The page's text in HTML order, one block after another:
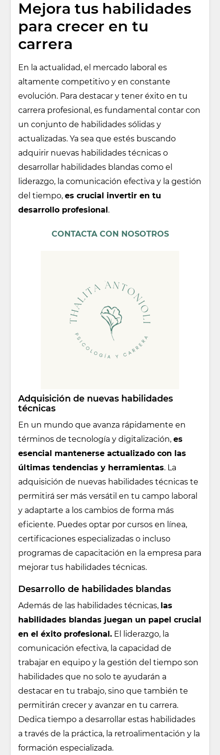
Mejora tus habilidades
para crecer en tu
carrera
En la actualidad, el mercado laboral es
altamente competitivo y en constante
evolución. Para destacar y tener éxito en tu
carrera profesional, es fundamental contar con
un conjunto de habilidades sólidas y
actualizadas. Ya sea que estés buscando
adquirir nuevas habilidades técnicas o
desarrollar habilidades blandas como el
liderazgo, la comunicación efectiva y la gestión
del tiempo,es crucial invertir en tu
desarrollo profesional .
CONTACTA CON NOSOTROS
Adquisición de nuevas habilidades
técnicas
En un mundo que avanza rápidamente en
términos de tecnología y digitalización,es
esencial mantenerse actualizado con las
últimas tendencias y herramientas. La
adquisición de nuevas habilidades técnicas te
permitirá ser más versátil en tu campo laboral
y adaptarte a los cambios de forma más
eficiente. Puedes optar por cursos en línea,
certificaciones especializadas o incluso
programas de capacitación en la empresa para
mejorar tus habilidades técnicas.
Desarrollo de habilidades blandas
Además de las habilidades técnicas, las
habilidades blandas juegan un papel crucial
en el éxito profesional. El liderazgo, la
comunicación efectiva, la capacidad de
trabajar en equipo y la gestión del tiempo son
habilidades que no solo te ayudarán a
destacar en tu trabajo, sino que también te
permitirán crecer y avanzar en tu carrera.
Dedica tiempo a desarrollar estas habilidades
a través de la práctica, la retroalimentación y la
formación especializada.